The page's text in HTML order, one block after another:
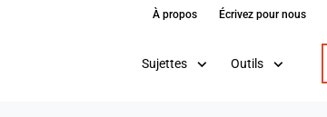
À propos Écrivez pour nous
Sujettes Outils